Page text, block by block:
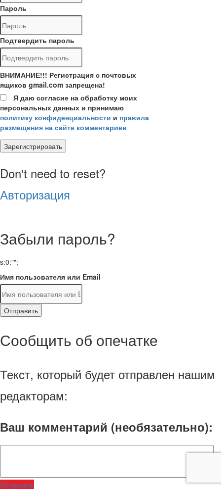
Пароль
Подтвердить пароль
ВНИМАНИЕ!!! Регистрация с почтовых
ящиков gmail.com запрещена!
Я даю согласие на обработку моих
персональных данных и принимаю
политику конфиденциальности и правила
размещения на сайте комментариев
Зарегистрировать
Don't need to reset?
Авторизация
Забыли пароль?
s:0:"";
Имя пользователя или Email
Отправить
Сообщить об опечатке
Текст, который будет отправлен нашим
редакторам:
Ваш комментарий (необязательно):
Отправить